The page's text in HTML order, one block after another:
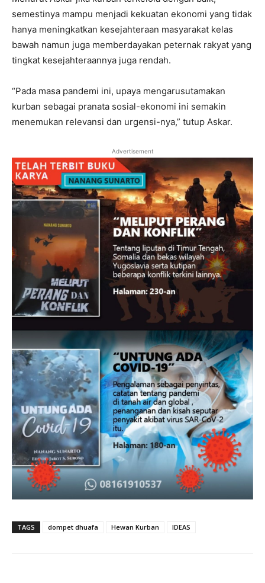
semestinya mampu menjadi kekuatan ekonomi yang tidak
hanya meningkatkan kesejahteraan masyarakat kelas
bawah namun juga memberdayakan peternak rakyat yang
tingkat kesejahteraannya juga rendah.
“Pada masa pandemi ini, upaya mengarusutamakan
kurban sebagai pranata sosial-ekonomi ini semakin
menemukan relevansi dan urgensi-nya,” tutup Askar.
Advertisement
TAGS dompet dhuafa Hewan Kurban IDEAS